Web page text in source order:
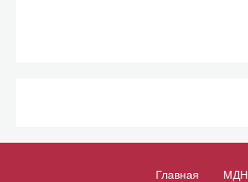
Главная МДН